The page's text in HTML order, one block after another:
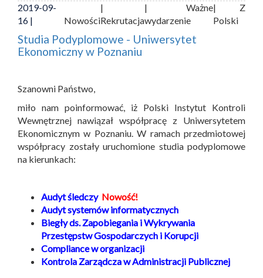
2019-09-
16 |
Nowości
|
Rekrutacja
| Ważne
wydarzenie
| Z
Polski
Studia Podyplomowe - Uniwersytet
Ekonomiczny w Poznaniu
Szanowni Państwo,
miło nam poinformować, iż Polski Instytut Kontroli
Wewnętrznej nawiązał współpracę z Uniwersytetem
Ekonomicznym w Poznaniu. W ramach przedmiotowej
współpracy zostały uruchomione studia podyplomowe
na kierunkach:
Audyt śledczy Nowość!
Audyt systemów informatycznych
Biegły ds. Zapobiegania i Wykrywania
Przestępstw Gospodarczych i Korupcji
Compliance w organizacji
Kontrola Zarządcza w Administracji Publicznej